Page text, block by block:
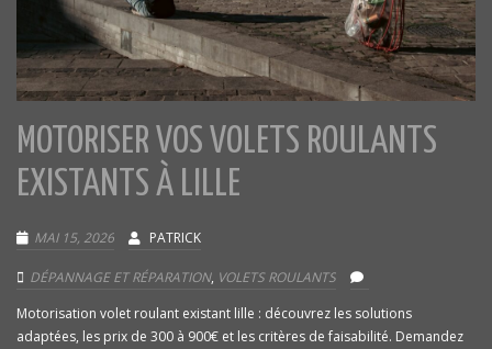
MOTORISER VOS VOLETS ROULANTS
EXISTANTS À LILLE
MAI 15, 2026 PATRICK
DÉPANNAGE ET RÉPARATION, VOLETS ROULANTS
Motorisation volet roulant existant lille : découvrez les solutions
adaptées, les prix de 300 à 900€ et les critères de faisabilité. Demandez